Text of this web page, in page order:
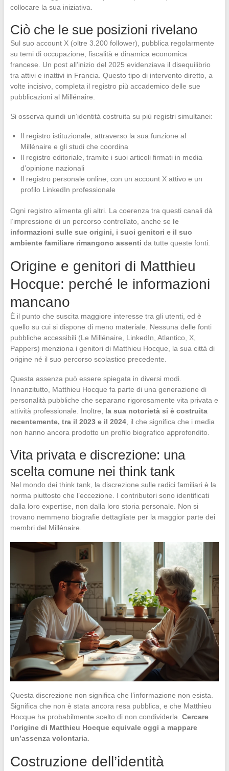
collocare la sua iniziativa.
Ciò che le sue posizioni rivelano
Sul suo account X (oltre 3.200 follower), pubblica regolarmente
su temi di occupazione, fiscalità e dinamica economica
francese. Un post all’inizio del 2025 evidenziava il disequilibrio
tra attivi e inattivi in Francia. Questo tipo di intervento diretto, a
volte incisivo, completa il registro più accademico delle sue
pubblicazioni al Millénaire.
Si osserva quindi un’identità costruita su più registri simultanei:
Il registro istituzionale, attraverso la sua funzione al
Millénaire e gli studi che coordina
Il registro editoriale, tramite i suoi articoli firmati in media
d’opinione nazionali
Il registro personale online, con un account X attivo e un
profilo LinkedIn professionale
Ogni registro alimenta gli altri. La coerenza tra questi canali dà
l’impressione di un percorso controllato, anche se le
informazioni sulle sue origini, i suoi genitori e il suo
ambiente familiare rimangono assenti da tutte queste fonti.
Origine e genitori di Matthieu
Hocque: perché le informazioni
mancano
È il punto che suscita maggiore interesse tra gli utenti, ed è
quello su cui si dispone di meno materiale. Nessuna delle fonti
pubbliche accessibili (Le Millénaire, LinkedIn, Atlantico, X,
Pappers) menziona i genitori di Matthieu Hocque, la sua città di
origine né il suo percorso scolastico precedente.
Questa assenza può essere spiegata in diversi modi.
Innanzitutto, Matthieu Hocque fa parte di una generazione di
personalità pubbliche che separano rigorosamente vita privata e
attività professionale. Inoltre, la sua notorietà si è costruita
recentemente, tra il 2023 e il 2024, il che significa che i media
non hanno ancora prodotto un profilo biografico approfondito.
Vita privata e discrezione: una
scelta comune nei think tank
Nel mondo dei think tank, la discrezione sulle radici familiari è la
norma piuttosto che l’eccezione. I contributori sono identificati
dalla loro expertise, non dalla loro storia personale. Non si
trovano nemmeno biografie dettagliate per la maggior parte dei
membri del Millénaire.
Questa discrezione non significa che l’informazione non esista.
Significa che non è stata ancora resa pubblica, e che Matthieu
Hocque ha probabilmente scelto di non condividerla. Cercare
l’origine di Matthieu Hocque equivale oggi a mappare
un’assenza volontaria.
Costruzione dell’identità